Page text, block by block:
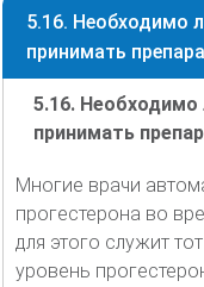
5.16. Необходимо
принимать
5.16. Необходимо
принимать
Многие врачи
прогестерона во
для этого служит
уровень